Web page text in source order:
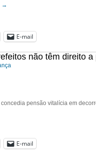
→
E-mail
não têm direito
pensão vitalícia em
E-mail